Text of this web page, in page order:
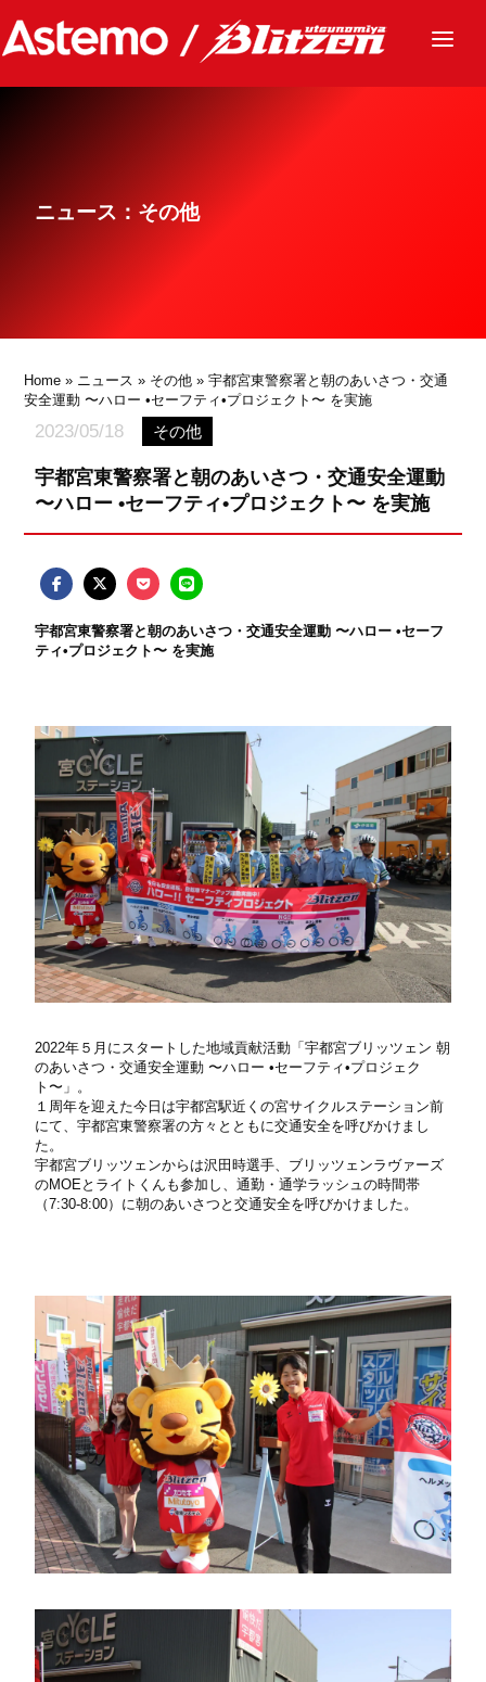
ニュース
グッズ
ニュース：その他
Home » ニュース » その他 » 宇都宮東警察署と朝のあいさつ・交通
安全運動 〜ハロー •セーフティ•プロジェクト〜 を実施
2023/05/18 その他
宇都宮東警察署と朝のあいさつ・交通安全運動
〜ハロー •セーフティ•プロジェクト〜 を実施
宇都宮東警察署と朝のあいさつ・交通安全運動 〜ハロー •セーフ
ティ•プロジェクト〜 を実施
2022年５月にスタートした地域貢献活動「宇都宮ブリッツェン 朝
のあいさつ・交通安全運動 〜ハロー •セーフティ•プロジェク
ト〜」。
１周年を迎えた今日は宇都宮駅近くの宮サイクルステーション前
にて、宇都宮東警察署の方々とともに交通安全を呼びかけまし
た。
宇都宮ブリッツェンからは沢田時選手、ブリッツェンラヴァーズ
のMOEとライトくんも参加し、通勤・通学ラッシュの時間帯
（7:30-8:00）に朝のあいさつと交通安全を呼びかけました。